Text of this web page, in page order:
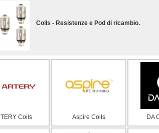
Coils - Resistenze e Pod di ricambio.
Coils Aspire Coils DA